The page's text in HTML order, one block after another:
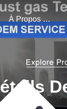
À Propos De Nous